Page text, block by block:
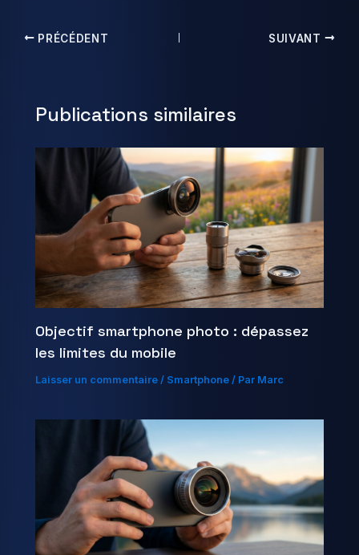
PRÉCÉDENT SUIVANT
Publications similaires
Objectif smartphone photo : dépassez
les limites du mobile
Laisser un commentaire / Smartphone / Par Marc